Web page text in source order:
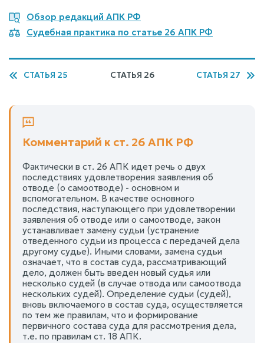
Обзор редакций АПК РФ
Судебная практика по статье 26 АПК РФ
СТАТЬЯ 25 СТАТЬЯ 26 СТАТЬЯ 27
Комментарий к ст. 26 АПК РФ
Фактически в ст. 26 АПК идет речь о двух
последствиях удовлетворения заявления об
отводе (о самоотводе) - основном и
вспомогательном. В качестве основного
последствия, наступающего при удовлетворении
заявления об отводе или о самоотводе, закон
устанавливает замену судьи (устранение
отведенного судьи из процесса с передачей дела
другому судье). Иными словами, замена судьи
означает, что в состав суда, рассматривающий
дело, должен быть введен новый судья или
несколько судей (в случае отвода или самоотвода
нескольких судей). Определение судьи (судей),
вновь включаемого в состав суда, осуществляется
по тем же правилам, что и формирование
первичного состава суда для рассмотрения дела,
т.е. по правилам ст. 18 АПК.